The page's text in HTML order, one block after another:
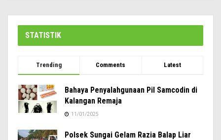
STATISTIK
Trending Comments Latest
Bahaya Penyalahgunaan Pil Samcodin di
Kalangan Remaja
11/01/2025
Polsek Sungai Gelam Razia Balap Liar